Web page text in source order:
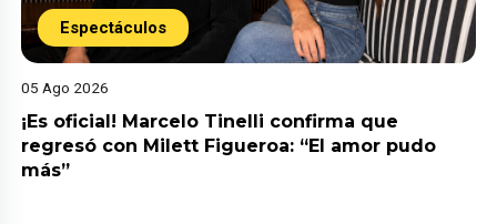
Espectáculos
05 Ago 2026
¡Es oficial! Marcelo Tinelli confirma que
regresó con Milett Figueroa: “El amor pudo
más”